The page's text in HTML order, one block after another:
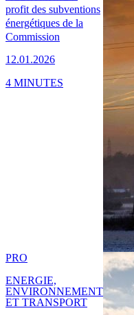
profit des subventions
énergétiques de la
Commission
12.01.2026
4 MINUTES
PRO
ENERGIE,
ENVIRONNEMENT
ET TRANSPORT